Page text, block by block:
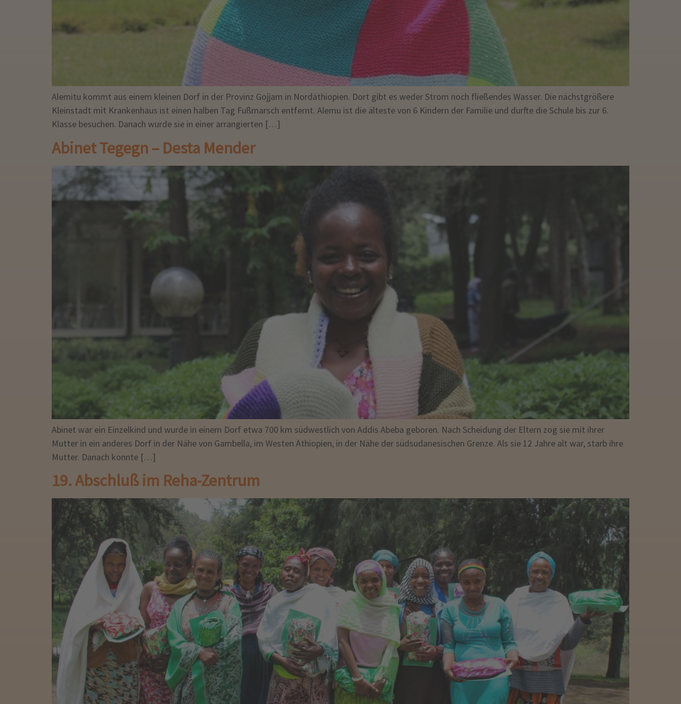
Alemitu kommt aus einem kleinen Dorf in der Provinz Gojjam in Nordäthiopien. Dort gibt es weder Strom noch fließendes Wasser. Die nächstgrößere
Kleinstadt mit Krankenhaus ist einen halben Tag Fußmarsch entfernt. Alemu ist die älteste von 6 Kindern der Familie und durfte die Schule bis zur 6.
Klasse besuchen. Danach wurde sie in einer arrangierten […]
Abinet Tegegn – Desta Mender
Abinet war ein Einzelkind und wurde in einem Dorf etwa 700 km südwestlich von Addis Abeba geboren. Nach Scheidung der Eltern zog sie mit ihrer
Mutter in ein anderes Dorf in der Nähe von Gambella, im Westen Äthiopien, in der Nähe der südsudanesischen Grenze. Als sie 12 Jahre alt war, starb ihre
Mutter. Danach konnte […]
19. Abschluß im Reha-Zentrum